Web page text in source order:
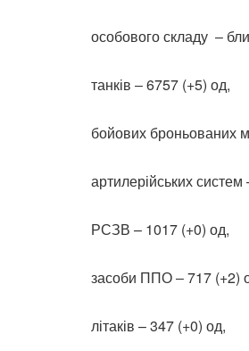
особового складу ‒
танків ‒ 6757 (+5) од,
бойових броньованих
артилерійських
РСЗВ – 1017 (+0) од,
засоби ППО ‒ 717 (+2)
літаків – 347 (+0) од,